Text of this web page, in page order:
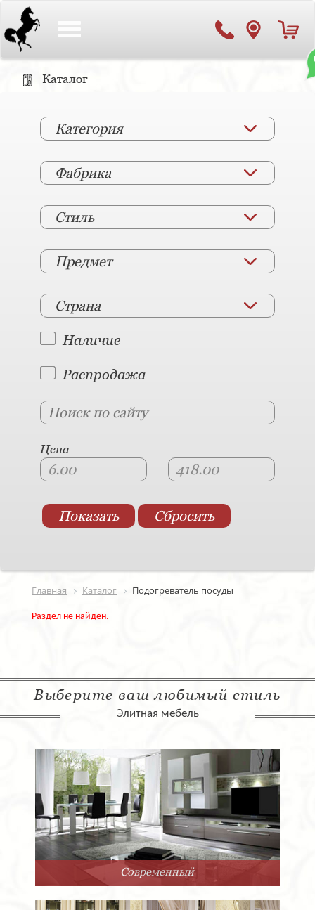
Каталог
Категория
Фабрика
Стиль
Предмет
Страна
Наличие
Распродажа
Цена
Главная Каталог Подогреватель посуды
Раздел не найден.
Выберите ваш любимый стиль
Элитная мебель
Современный